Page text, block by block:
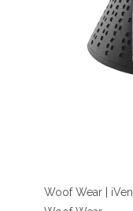
Woof Wear |